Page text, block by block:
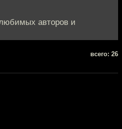
авторов и
всего: 26